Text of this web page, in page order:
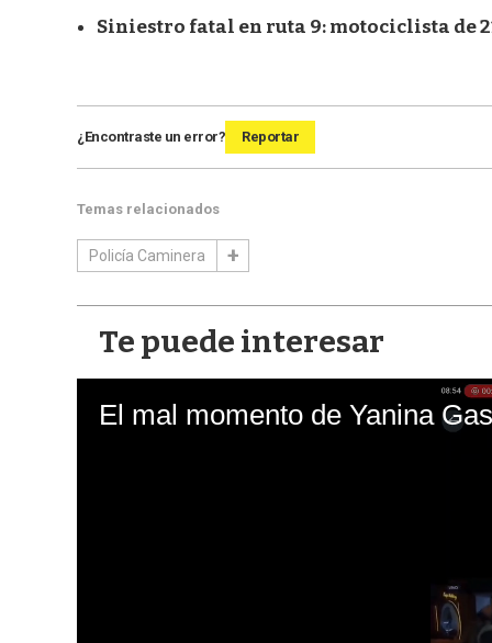
Siniestro fatal en ruta 9: motociclista de
¿Encontraste un error? Reportar
Temas relacionados
Policía Caminera
Te puede interesar